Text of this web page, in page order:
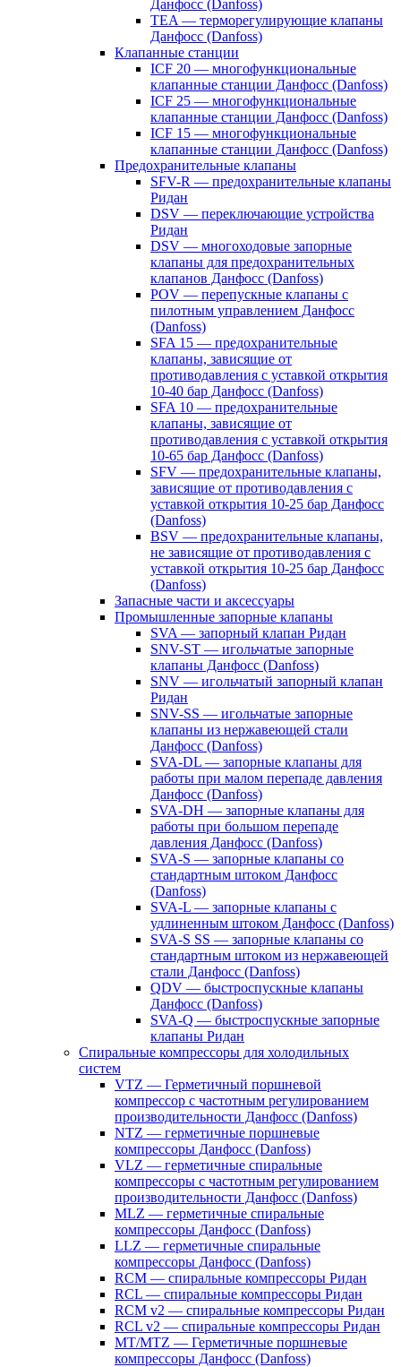
Данфосс (Danfoss)
TEA — терморегулирующие клапаны
Данфосс (Danfoss)
Клапанные станции
ICF 20 — многофункциональные
клапанные станции Данфосс (Danfoss)
ICF 25 — многофункциональные
клапанные станции Данфосс (Danfoss)
ICF 15 — многофункциональные
клапанные станции Данфосс (Danfoss)
Предохранительные клапаны
SFV-R — предохранительные клапаны
Ридан
DSV — переключающие устройства
Ридан
DSV — многоходовые запорные
клапаны для предохранительных
клапанов Данфосс (Danfoss)
POV — перепускные клапаны с
пилотным управлением Данфосс
(Danfoss)
SFA 15 — предохранительные
клапаны, зависящие от
противодавления с уставкой открытия
10-40 бар Данфосс (Danfoss)
SFA 10 — предохранительные
клапаны, зависящие от
противодавления с уставкой открытия
10-65 бар Данфосс (Danfoss)
SFV — предохранительные клапаны,
зависящие от противодавления с
уставкой открытия 10-25 бар Данфосс
(Danfoss)
BSV — предохранительные клапаны,
не зависящие от противодавления с
уставкой открытия 10-25 бар Данфосс
(Danfoss)
Запасные части и аксессуары
Промышленные запорные клапаны
SVA — запорный клапан Ридан
SNV-ST — игольчатые запорные
клапаны Данфосс (Danfoss)
SNV — игольчатый запорный клапан
Ридан
SNV-SS — игольчатые запорные
клапаны из нержавеющей стали
Данфосс (Danfoss)
SVA-DL — запорные клапаны для
работы при малом перепаде давления
Данфосс (Danfoss)
SVA-DH — запорные клапаны для
работы при большом перепаде
давления Данфосс (Danfoss)
SVA-S — запорные клапаны со
стандартным штоком Данфосс
(Danfoss)
SVA-L — запорные клапаны с
удлиненным штоком Данфосс (Danfoss)
SVA-S SS — запорные клапаны со
стандартным штоком из нержавеющей
стали Данфосс (Danfoss)
QDV — быстроспускные клапаны
Данфосс (Danfoss)
SVA-Q — быстроспускные запорные
клапаны Ридан
Спиральные компрессоры для холодильных
систем
VTZ — Герметичный поршневой
компрессор с частотным регулированием
производительности Данфосс (Danfoss)
NTZ — герметичные поршневые
компрессоры Данфосс (Danfoss)
VLZ — герметичные спиральные
компрессоры с частотным регулированием
производительности Данфосс (Danfoss)
MLZ — герметичные спиральные
компрессоры Данфосс (Danfoss)
LLZ — герметичные спиральные
компрессоры Данфосс (Danfoss)
RCM — спиральные компрессоры Ридан
RCL — спиральные компрессоры Ридан
RCM v2 — спиральные компрессоры Ридан
RCL v2 — спиральные компрессоры Ридан
MT/MTZ — Герметичные поршневые
компрессоры Данфосс (Danfoss)